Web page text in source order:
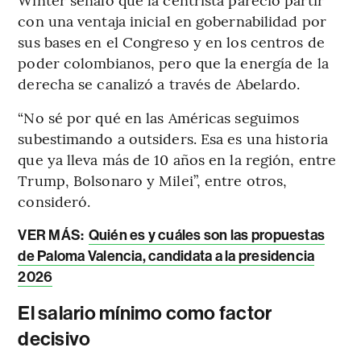
con una ventaja inicial en gobernabilidad por
sus bases en el Congreso y en los centros de
poder colombianos, pero que la energía de la
derecha se canalizó a través de Abelardo.
“No sé por qué en las Américas seguimos
subestimando a outsiders. Esa es una historia
que ya lleva más de 10 años en la región, entre
Trump, Bolsonaro y Milei”, entre otros,
consideró.
VER MÁS: Quién es y cuáles son las propuestas
de Paloma Valencia, candidata a la presidencia
2026
El salario mínimo como factor
decisivo